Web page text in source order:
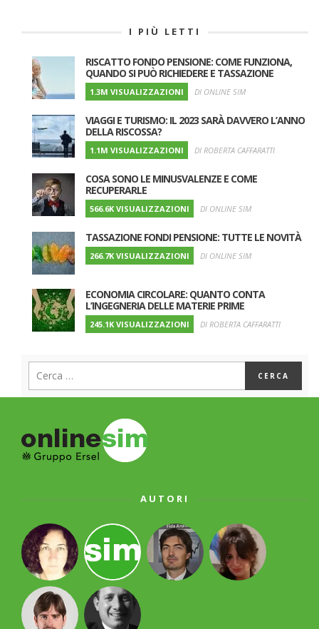
I PIÙ LETTI
RISCATTO FONDO PENSIONE: COME FUNZIONA,
QUANDO SI PUÒ RICHIEDERE E TASSAZIONE
1.3M VISUALIZZAZIONI DI ONLINE SIM
VIAGGI E TURISMO: IL 2023 SARÀ DAVVERO L’ANNO
DELLA RISCOSSA?
1.1M VISUALIZZAZIONI DI ROBERTA CAFFARATTI
COSA SONO LE MINUSVALENZE E COME
RECUPERARLE
566.6K VISUALIZZAZIONI DI ONLINE SIM
TASSAZIONE FONDI PENSIONE: TUTTE LE NOVITÀ
266.7K VISUALIZZAZIONI DI ONLINE SIM
ECONOMIA CIRCOLARE: QUANTO CONTA
L’INGEGNERIA DELLE MATERIE PRIME
245.1K VISUALIZZAZIONI DI ROBERTA CAFFARATTI
AUTORI